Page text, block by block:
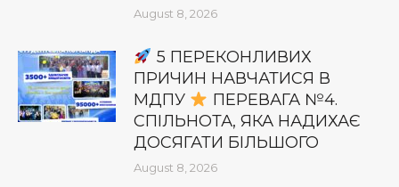
August 8, 2026
5 ПЕРЕКОНЛИВИХ
ПРИЧИН НАВЧАТИСЯ В
МДПУ
ПЕРЕВАГА №4.
СПІЛЬНОТА, ЯКА НАДИХАЄ
ДОСЯГАТИ БІЛЬШОГО
August 8, 2026